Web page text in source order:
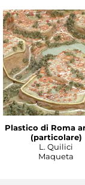
Plastico di Roma
(particolare)
L. Quilici
Maqueta